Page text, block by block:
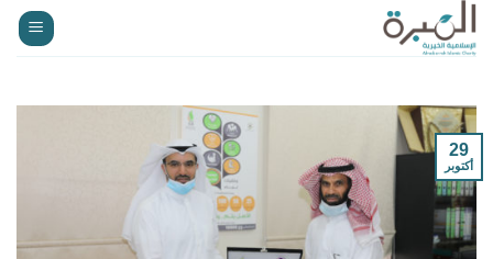
تخطي
للمحتوى
29
أكتوبر